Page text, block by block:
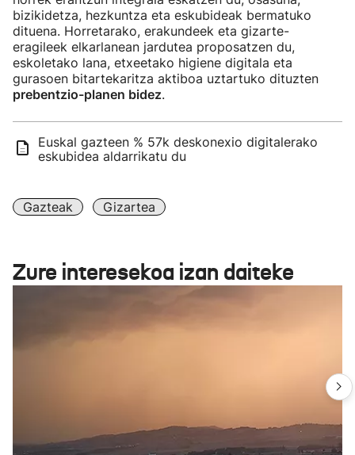
bizikidetza, hezkuntza eta eskubideak bermatuko
dituena. Horretarako, erakundeek eta gizarte-
eragileek elkarlanean jardutea proposatzen du,
eskoletako lana, etxeetako higiene digitala eta
gurasoen bitartekaritza aktiboa uztartuko dituzten
prebentzio-planen bidez.
Euskal gazteen % 57k deskonexio digitalerako
eskubidea aldarrikatu du
Gazteak Gizartea
Zure interesekoa izan daiteke